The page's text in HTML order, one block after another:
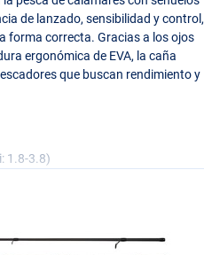
de lanzado, sensibilidad y control,
forma correcta. Gracias a los ojos
ergonómica de EVA, la caña
que buscan rendimiento y
1.8-3.8)